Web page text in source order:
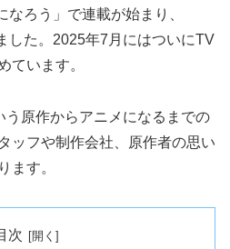
ろう」で連載が始まり、
した。2025年7月にはついにTV
ています。
う原作からアニメになるまでの
ッフや制作会社、原作者の思い
ます。
次